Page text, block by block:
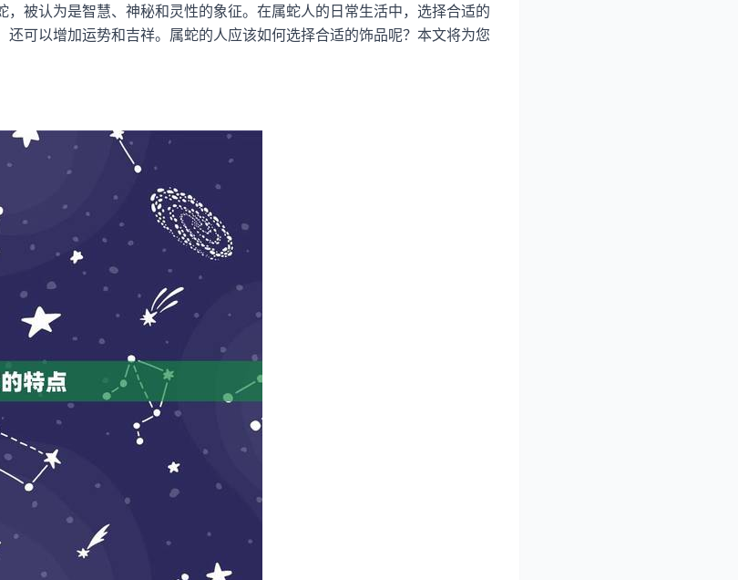
被认为是智慧、神秘和灵性的象征。在属蛇人的日常生活中，选择合适的
可以增加运势和吉祥。属蛇的人应该如何选择合适的饰品呢？本文将为您